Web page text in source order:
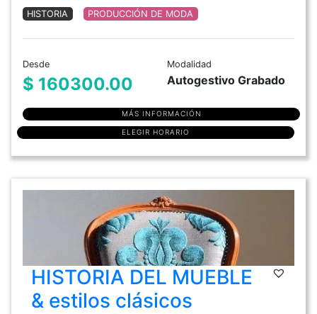
HISTORIA PRODUCCIÓN DE MODA
Desde
$ 160300.00
Modalidad
Autogestivo Grabado
MÁS INFORMACIÓN
ELEGIR HORARIO
HISTORIA DEL MUEBLE
& estilos clásicos